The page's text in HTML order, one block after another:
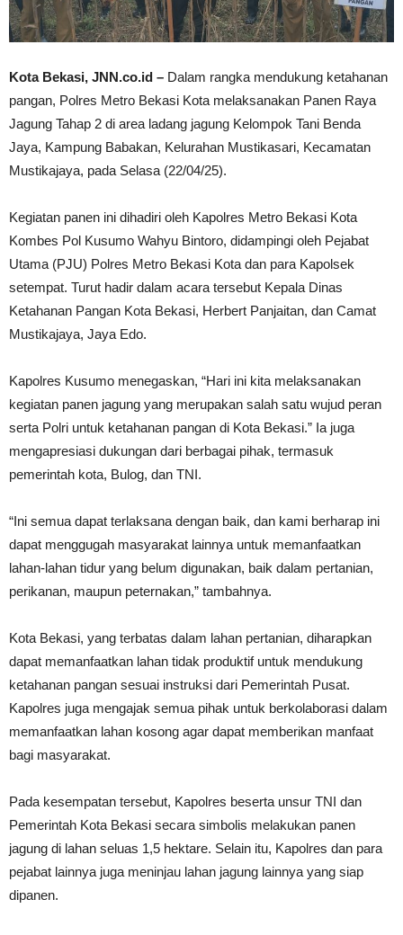
Kota Bekasi, JNN.co.id – Dalam rangka mendukung ketahanan
pangan, Polres Metro Bekasi Kota melaksanakan Panen Raya
Jagung Tahap 2 di area ladang jagung Kelompok Tani Benda
Jaya, Kampung Babakan, Kelurahan Mustikasari, Kecamatan
Mustikajaya, pada Selasa (22/04/25).
Kegiatan panen ini dihadiri oleh Kapolres Metro Bekasi Kota
Kombes Pol Kusumo Wahyu Bintoro, didampingi oleh Pejabat
Utama (PJU) Polres Metro Bekasi Kota dan para Kapolsek
setempat. Turut hadir dalam acara tersebut Kepala Dinas
Ketahanan Pangan Kota Bekasi, Herbert Panjaitan, dan Camat
Mustikajaya, Jaya Edo.
Kapolres Kusumo menegaskan, “Hari ini kita melaksanakan
kegiatan panen jagung yang merupakan salah satu wujud peran
serta Polri untuk ketahanan pangan di Kota Bekasi.” Ia juga
mengapresiasi dukungan dari berbagai pihak, termasuk
pemerintah kota, Bulog, dan TNI.
“Ini semua dapat terlaksana dengan baik, dan kami berharap ini
dapat menggugah masyarakat lainnya untuk memanfaatkan
lahan-lahan tidur yang belum digunakan, baik dalam pertanian,
perikanan, maupun peternakan,” tambahnya.
Kota Bekasi, yang terbatas dalam lahan pertanian, diharapkan
dapat memanfaatkan lahan tidak produktif untuk mendukung
ketahanan pangan sesuai instruksi dari Pemerintah Pusat.
Kapolres juga mengajak semua pihak untuk berkolaborasi dalam
memanfaatkan lahan kosong agar dapat memberikan manfaat
bagi masyarakat.
Pada kesempatan tersebut, Kapolres beserta unsur TNI dan
Pemerintah Kota Bekasi secara simbolis melakukan panen
jagung di lahan seluas 1,5 hektare. Selain itu, Kapolres dan para
pejabat lainnya juga meninjau lahan jagung lainnya yang siap
dipanen.